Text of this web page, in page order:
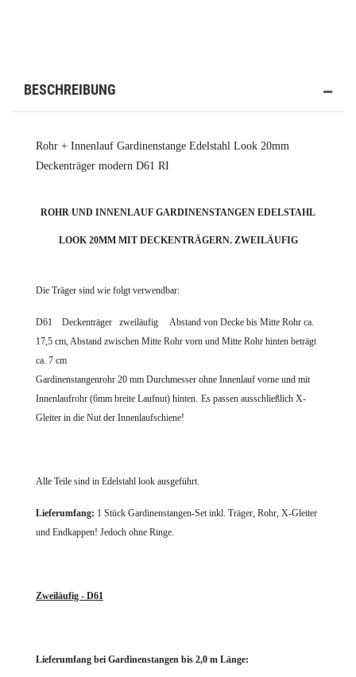
BESCHREIBUNG
Rohr + Innenlauf Gardinenstange Edelstahl Look 20mm
Deckenträger modern D61 RI
ROHR UND INNENLAUF GARDINENSTANGEN EDELSTAHL
LOOK 20MM MIT DECKENTRÄGERN. ZWEILÄUFIG
Die Träger sind wie folgt verwendbar:
D61 Deckenträger zweiläufig Abstand von Decke bis Mitte Rohr ca.
17,5 cm, Abstand zwischen Mitte Rohr vorn und Mitte Rohr hinten beträgt
ca. 7 cm
Gardinenstangenrohr 20 mm Durchmesser ohne Innenlauf vorne und mit
Innenlaufrohr (6mm breite Laufnut) hinten. Es passen ausschließlich X-
Gleiter in die Nut der Innenlaufschiene!
Alle Teile sind in Edelstahl look ausgeführt.
Lieferumfang: 1 Stück Gardinenstangen-Setinkl. Träger, Rohr, X-Gleiter
und Endkappen! Jedoch ohne Ringe.
Zweiläufig - D61
Lieferumfang bei Gardinenstangen bis 2,0 m Länge: